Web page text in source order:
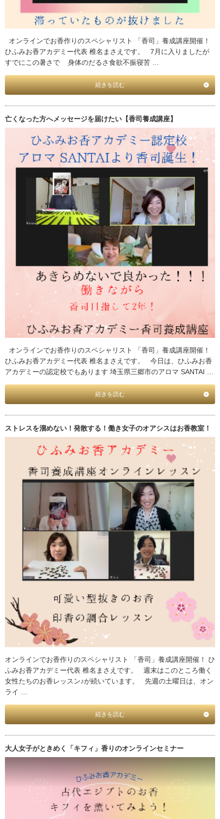
オンラインでお香作りのスペシャリスト 「香司」養成講座開催！
ひふみお香アカデミー代表 椎名まさえです。 7月に入りましたが
すでにこの暑さで 身体のだるさ食欲不振寝苦 …
続きを読む
亡くなった方へメッセージを届けたい【香司養成講座】
オンラインでお香作りのスペシャリスト 「香司」養成講座開催！
ひふみお香アカデミー代表 椎名まさえです。 今日は、ひふみお香
アカデミーの認定校でもあります 埼玉県三郷市のアロマ SANTAI …
続きを読む
ストレスを溜めない！発散する！働き女子のオアシスはお香教室！
オンラインでお香作りのスペシャリスト 「香司」養成講座開催！ ひ
ふみお香アカデミー代表 椎名まさえです。 週末はこのところ働く
女性たちのお香レッスン♪が続いています。 先週の土曜日は、オン
ライ …
続きを読む
大人女子がときめく「キフィ」香りのオンラインセミナー